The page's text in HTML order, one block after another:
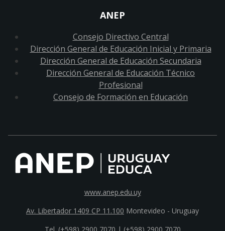
ANEP
Consejo Directivo Central
Dirección General de Educación Inicial y Primaria
Dirección General de Educación Secundaria
Dirección General de Educación Técnico
Profesional
Consejo de Formación en Educación
www.anep.edu.uy
Av. Libertador 1409 CP 11.100 Montevideo - Uruguay